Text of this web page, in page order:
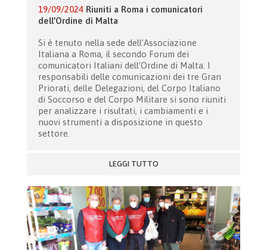
19/09/2024 Riuniti a Roma i comunicatori
dell’Ordine di Malta
Si è tenuto nella sede dell’Associazione
Italiana a Roma, il secondo Forum dei
comunicatori Italiani dell’Ordine di Malta. I
responsabili delle comunicazioni dei tre Gran
Priorati, delle Delegazioni, del Corpo Italiano
di Soccorso e del Corpo Militare si sono riuniti
per analizzare i risultati, i cambiamenti e i
nuovi strumenti a disposizione in questo
settore.
LEGGI TUTTO